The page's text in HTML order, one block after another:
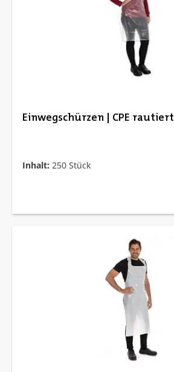
Einwegschürzen | CPE rautiert
Inhalt: 250 Stück